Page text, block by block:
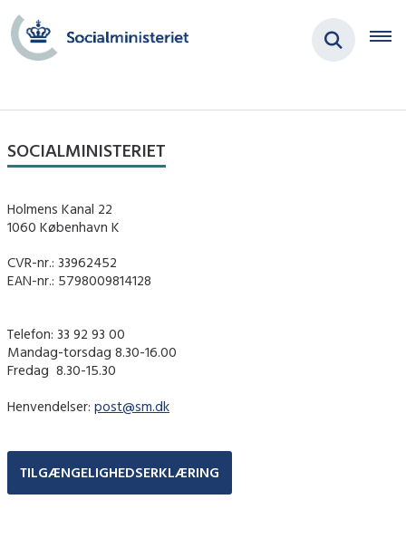
SOCIALMINISTERIET
Holmens Kanal 22
1060 København K
CVR-nr.: 33962452
EAN-nr.: 5798009814128
Telefon: 33 92 93 00
Mandag-torsdag 8.30-16.00
Fredag ​ 8.30-15.30
Henvendelser: post@sm.dk
TILGÆNGELIGHEDSERKLÆRING